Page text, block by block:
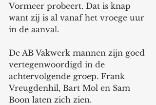
Vormeer probeert. Dat is knap
want zij is al vanaf het vroege uur
in de aanval.
De AB Vakwerk mannen zijn goed
vertegenwoordigd in de
achtervolgende groep. Frank
Vreugdenhil, Bart Mol en Sam
Boon laten zich zien.